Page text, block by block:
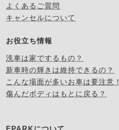
よくあるご質問
キャンセルについて
お役立ち情報
洗車は家でするもの？
新車時の輝きは維持できるの？
こんな場面が多いお車は要注意！
傷んだボディはもとに戻る？